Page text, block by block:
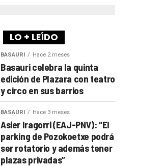
LO + LEÍDO
BASAURI Hace 2 meses
Basauri celebra la quinta
edición de Plazara con teatro
y circo en sus barrios
BASAURI Hace 3 meses
Asier Iragorri (EAJ-PNV): “El
parking de Pozokoetxe podrá
ser rotatorio y además tener
plazas privadas”